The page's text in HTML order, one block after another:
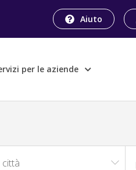
Aiuto
per le aziende
città